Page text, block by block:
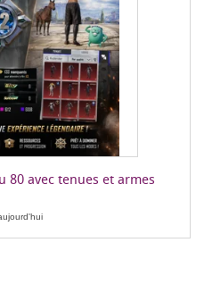
80 avec tenues et armes